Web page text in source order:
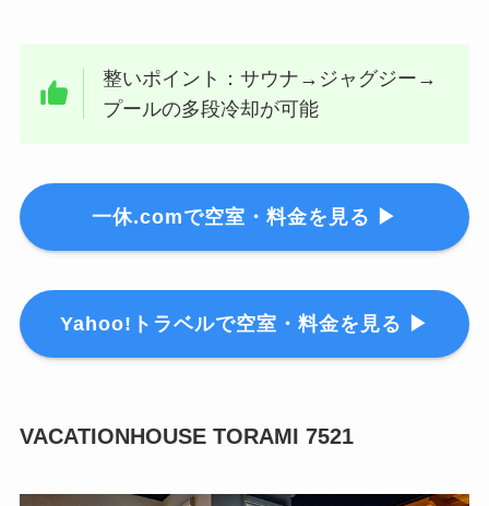
整いポイント：サウナ→ジャグジー→
プールの多段冷却が可能
一休.comで空室・料金を見る ▶
Yahoo!トラベルで空室・料金を見る ▶
VACATIONHOUSE TORAMI 7521